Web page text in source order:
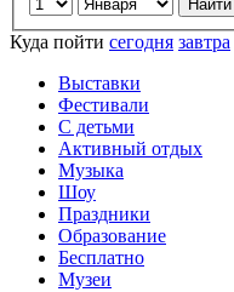
Куда пойти сегодня завтра
Выставки
Фестивали
С детьми
Активный отдых
Музыка
Шоу
Праздники
Образование
Бесплатно
Музеи